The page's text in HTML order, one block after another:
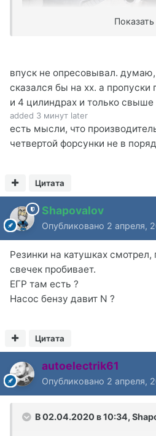
Показать
впуск не опресовывал.
сказался бы на хх. а пропуски
и 4 цилиндрах и только свыше
added 3 минут later
есть мысли, что
четвертой форсунки не в
Цитата
Shapovalov
Опубликовано 2 апреля,
Резинки на катушках смотрел,
свечек пробивает.
ЕГР там есть ?
Насос бензу давит N ?
Цитата
autoelectrik61
Опубликовано 2 апреля,
В 02.04.2020 в 10:34,